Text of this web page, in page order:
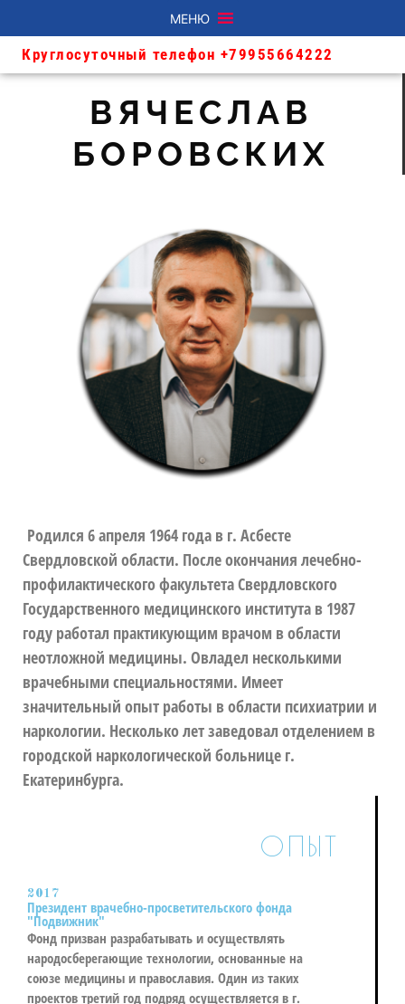
МЕНЮ
Круглосуточный телефон +79955664222
ВЯЧЕСЛАВ
БОРОВСКИХ
Родился 6 апреля 1964 года в г. Асбесте
Свердловской области. После окончания лечебно-
профилактического факультета Свердловского
Государственного медицинского института в 1987
году работал практикующим врачом в области
неотложной медицины. Овладел несколькими
врачебными специальностями. Имеет
значительный опыт работы в области психиатрии и
наркологии. Несколько лет заведовал отделением в
городской наркологической больнице г.
Екатеринбурга.
ОПЫТ
2017
Президент врачебно-просветительского фонда
"Подвижник"
Фонд призван разрабатывать и осуществлять
народосберегающие технологии, основанные на
союзе медицины и православия. Один из таких
проектов третий год подряд осуществляется в г.